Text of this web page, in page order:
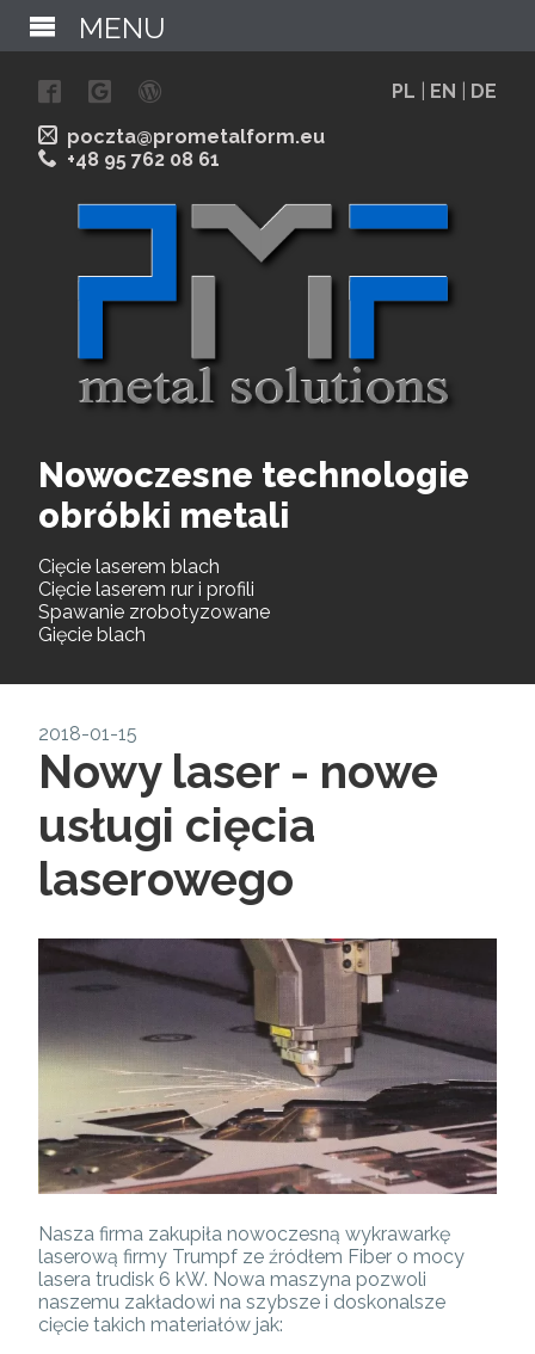
MENU
PL EN
DE
poczta@prometalform.eu
+48 95 762 08 61
Nowoczesne technologie
obróbki metali
Cięcie laserem blach
Cięcie laserem rur i profili
Spawanie zrobotyzowane
Gięcie blach
2018-01-15
Nowy laser - nowe
usługi cięcia
laserowego
Nasza firma zakupiła nowoczesną wykrawarkę
laserową firmy Trumpf ze źródłem Fiber o mocy
lasera trudisk 6 kW. Nowa maszyna pozwoli
naszemu zakładowi na szybsze i doskonalsze
cięcie takich materiałów jak: